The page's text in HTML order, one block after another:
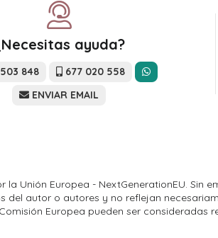
ayuda?
848
677 020 558
ENVIAR EMAIL
la Unión Europea - NextGenerationEU. Sin
del autor o autores y no reflejan
Europea pueden ser consideradas